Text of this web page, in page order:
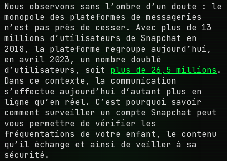
Nous observons sans l’ombre d’un doute : le
monopole des plateformes de messageries
n’est pas près de cesser. Avec plus de 13
millions d’utilisateurs de Snapchat en
2018, la plateforme regroupe aujourd’hui,
en avril 2023, un nombre doublé
d’utilisateurs, soit plus de 26,5 millions .
Dans ce contexte, la communication
s’effectue aujourd’hui d’autant plus en
ligne qu’en réel. C’est pourquoi savoir
comment surveiller un compte Snapchat peut
vous permettre de vérifier les
fréquentations de votre enfant, le contenu
qu’il échange et ainsi de veiller à sa
sécurité.